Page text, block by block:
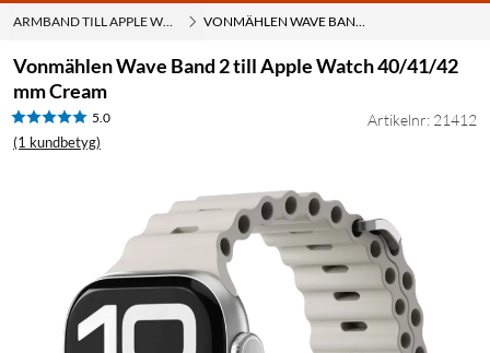
ARMBAND TILL APPLE WATCH VONMÄHLEN WAVE BAND 2 TILL APPLE WATCH 40/41/42 MM CREAM
Vonmählen Wave Band 2 till Apple Watch 40/41/42
mm Cream
5.0
(1 kundbetyg)
Artikelnr: 21412